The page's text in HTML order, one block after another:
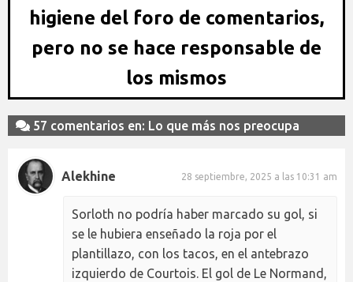
higiene del foro de comentarios,
pero no se hace responsable de
los mismos
57 comentarios en: Lo que más nos preocupa
Alekhine 28 septiembre, 2025 a las 10:31 am
Sorloth no podría haber marcado su gol, si
se le hubiera enseñado la roja por el
plantillazo, con los tacos, en el antebrazo
izquierdo de Courtois. El gol de Le Normand,